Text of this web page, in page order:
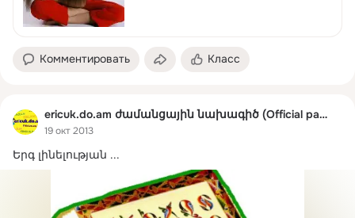
Комментировать Класс
ericuk.do.am ժամանցային նախագիծ (Official page)
19 окт 2013
Երգ լինելության ...